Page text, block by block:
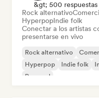
&gt; 500 respuestas
Rock alternativo
HyperpopIndie folk
Conectar a los artistas
presentarse en vivo
Rock alternativo
Hyperpop
Indie folk
Pop soul